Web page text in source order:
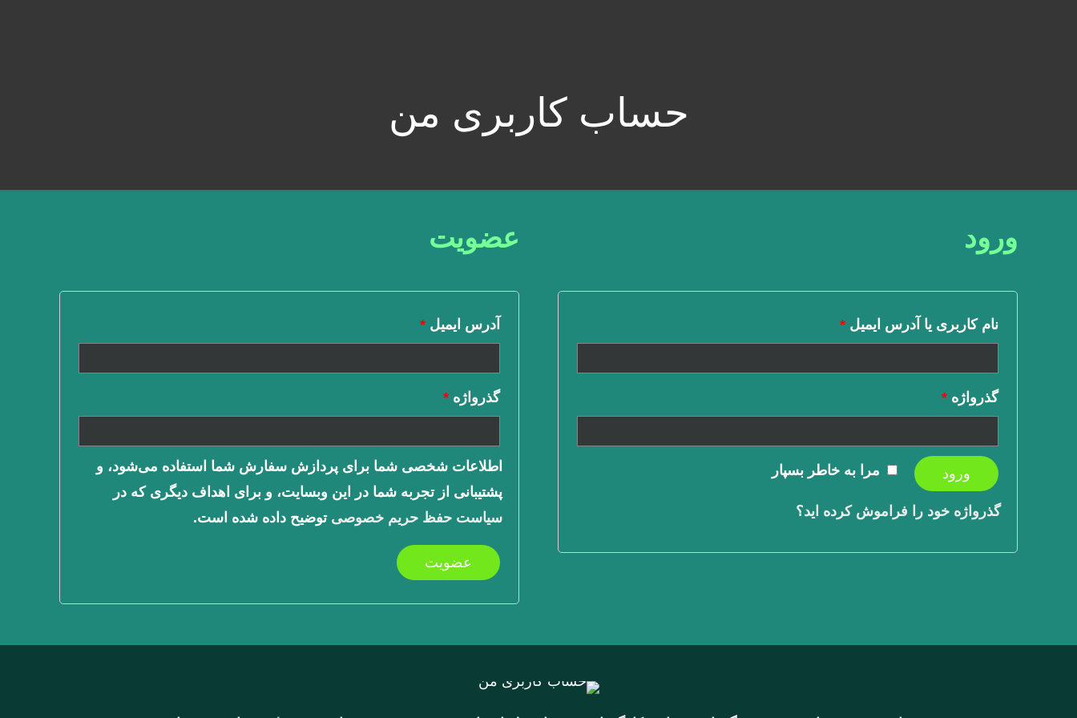
حساب کاربری من
ورود
نام کاربری یا آدرس ایمیل*
گذرواژه*
مرا به خاطر بسپار ورود
گذرواژه خود را فراموش کرده اید؟
عضویت
آدرس ایمیل *
گذرواژه *
اطلاعات شخصی شما برای پردازش سفارش شما استفاده می‌شود، و
پشتیبانی از تجربه شما در این وبسایت، و برای اهداف دیگری که در
سیاست حفظ حریم خصوصی توضیح داده شده است.
عضویت